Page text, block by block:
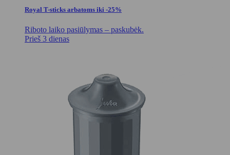
Royal T-sticks arbatoms iki -25%
Riboto laiko pasiūlymas – paskubėk.
Prieš 3 dienas